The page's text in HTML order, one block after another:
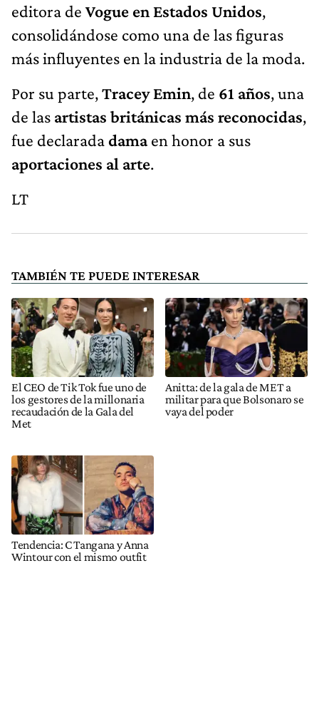
editora de Vogue en Estados Unidos,
consolidándose como una de las figuras
más influyentes en la industria de la moda.
Por su parte,Tracey Emin, de 61 años, una
de las artistas británicas más reconocidas,
fue declaradadamaen honor a sus
aportaciones al arte.
LT
TAMBIÉN TE PUEDE INTERESAR
El CEO de Tik Tok fue uno de
los gestores de la millonaria
recaudación de la Gala del
Met
Anitta: de la gala de MET a
militar para que Bolsonaro se
vaya del poder
Tendencia: C Tangana y Anna
Wintour con el mismo outfit